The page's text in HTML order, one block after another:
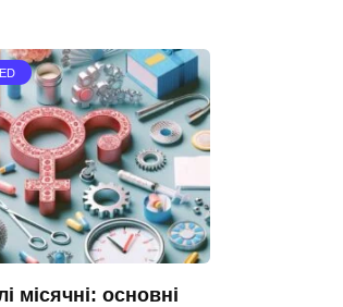
місячні: основні